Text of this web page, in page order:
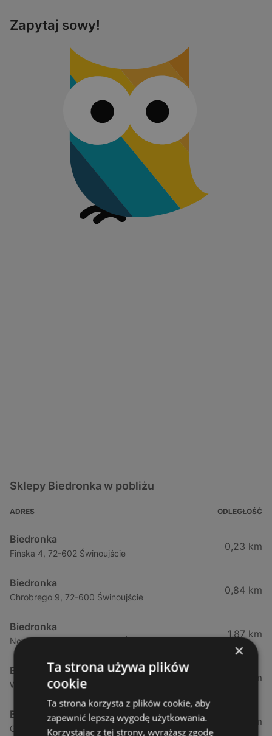
Zapytaj sowy!
Sklepy Biedronka w pobliżu
ADRES ODLEGŁOŚĆ
Biedronka
Fińska 4, 72-602 Świnoujście
0,23 km
Biedronka
Chrobrego 9, 72-600 Świnoujście
0,84 km
Biedronka
Nowokarsiborska 2, 72-600 Świnoujście
1,87 km
Biedronka
Wojska Polskiego 16a, 72-600 Świnoujście
2,77 km
Biedronka
Gryfa Pomorskiego, 72-500 Międzyzdroje
12,39 km
×
Ta strona używa plików
cookie
Ta strona korzysta z plików cookie, aby
zapewnić lepszą wygodę użytkowania.
Korzystając z tej strony, wyrażasz zgodę